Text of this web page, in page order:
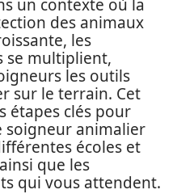
un contexte où la
des animaux
les
se multiplient,
les outils
sur le terrain. Cet
étapes clés pour
soigneur animalier
écoles et
que les
qui vous attendent.